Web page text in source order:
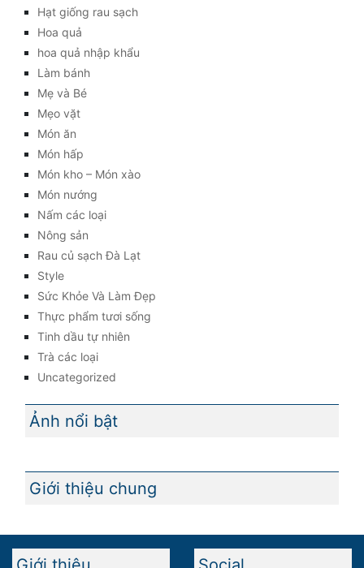
Hạt giống rau sạch
Hoa quả
hoa quả nhập khẩu
Làm bánh
Mẹ và Bé
Mẹo vặt
Món ăn
Món hấp
Món kho – Món xào
Món nướng
Nấm các loại
Nông sản
Rau củ sạch Đà Lạt
Style
Sức Khỏe Và Làm Đẹp
Thực phẩm tươi sống
Tinh dầu tự nhiên
Trà các loại
Uncategorized
Ảnh nổi bật
Giới thiệu chung